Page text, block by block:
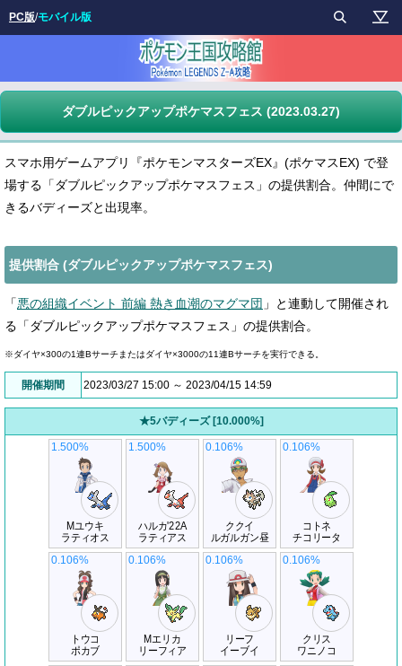
ダブルピックアップポケマスフェス (2023.03.27)
スマホ用ゲームアプリ『ポケモンマスターズEX』(ポケマスEX) で登
場する「ダブルピックアップポケマスフェス」の提供割合。仲間にで
きるバディーズと出現率。
提供割合 (ダブルピックアップポケマスフェス)
「悪の組織イベント 前編 熱き血潮のマグマ団 」と連動して開催され
る「ダブルピックアップポケマスフェス」の提供割合。
※ダイヤ×300の1連Bサーチまたはダイヤ×3000の11連Bサーチを実行できる。
開催期間 2023/03/27 15:00 ～ 2023/04/15 14:59
★5バディーズ [10.000%]
Mユウキ
ラティオス
1.500%
ハルカ'22A
ラティアス
1.500%
ククイ
ルガルガン昼
0.106%
コトネ
チコリータ
0.106%
トウコ
ポカブ
0.106%
Mエリカ
リーフィア
0.106%
リーフ
イーブイ
0.106%
クリス
ワニノコ
0.106%
PC版/モバイル版